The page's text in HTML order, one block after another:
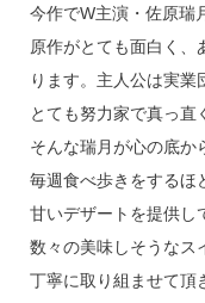
今作でW主演・佐原瑞
原作がとても面白く、
ります。主人公は実業
とても努力家で真っ直
そんな瑞月が心の底か
毎週食べ歩きをするほ
甘いデザートを提供し
数々の美味しそうなス
丁寧に取り組ませて頂